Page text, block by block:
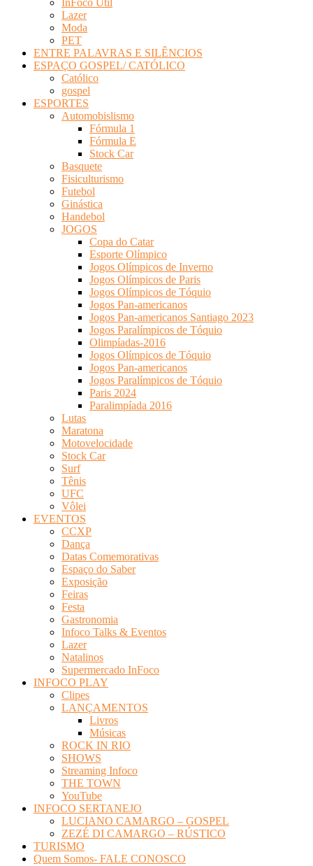
InFoco Útil
Lazer
Moda
PET
ENTRE PALAVRAS E SILÊNCIOS
ESPAÇO GOSPEL/ CATÓLICO
Católico
gospel
ESPORTES
Automobislismo
Fórmula 1
Fórmula E
Stock Car
Basquete
Fisiculturismo
Futebol
Ginástica
Handebol
JOGOS
Copa do Catar
Esporte Olímpico
Jogos Olímpicos de Inverno
Jogos Olímpicos de Paris
Jogos Olímpicos de Tóquio
Jogos Pan-americanos
Jogos Pan-americanos Santiago 2023
Jogos Paralímpicos de Tóquio
Olimpíadas-2016
Jogos Olímpicos de Tóquio
Jogos Pan-americanos
Jogos Paralímpicos de Tóquio
Paris 2024
Paralimpíada 2016
Lutas
Maratona
Motovelocidade
Stock Car
Surf
Tênis
UFC
Vôlei
EVENTOS
CCXP
Dança
Datas Comemorativas
Espaço do Saber
Exposição
Feiras
Festa
Gastronomia
Infoco Talks & Eventos
Lazer
Natalinos
Supermercado InFoco
INFOCO PLAY
Clipes
LANÇAMENTOS
Livros
Músicas
ROCK IN RIO
SHOWS
Streaming Infoco
THE TOWN
YouTube
INFOCO SERTANEJO
LUCIANO CAMARGO – GOSPEL
ZEZÉ DI CAMARGO – RÚSTICO
TURISMO
Quem Somos- FALE CONOSCO